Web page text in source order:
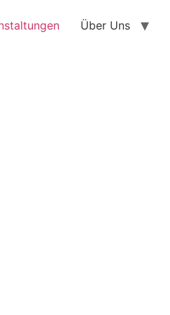
Über Uns